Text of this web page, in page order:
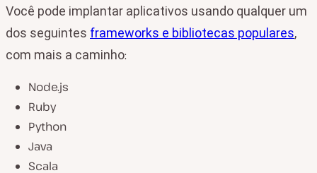
Você pode implantar aplicativos usando qualquer um
dos seguintes frameworks e bibliotecas populares,
com mais a caminho:
Node.js
Ruby
Python
Java
Scala